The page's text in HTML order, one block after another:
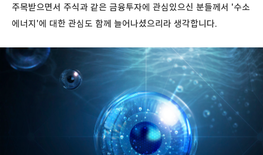
주목받으면서 주식과 같은 금융투자에 관심있으신 분들께서 '수소
에너지'에 대한 관심도 함께 늘어나셨으리라 생각합니다.